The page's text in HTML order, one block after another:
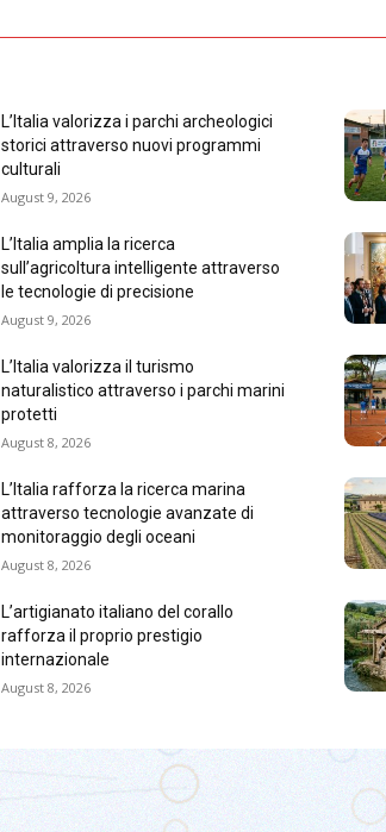
L’Italia valorizza i parchi archeologici
storici attraverso nuovi programmi
culturali
August 9, 2026
L’Italia amplia la ricerca
sull’agricoltura intelligente attraverso
le tecnologie di precisione
August 9, 2026
L’Italia valorizza il turismo
naturalistico attraverso i parchi marini
protetti
August 8, 2026
L’Italia rafforza la ricerca marina
attraverso tecnologie avanzate di
monitoraggio degli oceani
August 8, 2026
L’artigianato italiano del corallo
rafforza il proprio prestigio
internazionale
August 8, 2026